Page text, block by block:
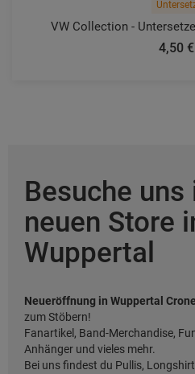
VW Collection -
4,50
Besuche
neuen Store
Wuppertal
Neueröffnung in Wuppertal
zum Stöbern!
Fanartikel, Band-Merchandise,
Anhänger und vieles mehr.
Bei uns findest du Pullis,